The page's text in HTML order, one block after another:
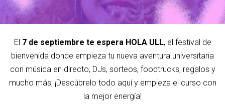
El 7 de septiembre te espera HOLA ULL, el festival de
bienvenida donde empieza tu nueva aventura universitaria
con música en directo, DJs, sorteos, foodtrucks, regalos y
mucho más, ¡Descúbrelo todo aquí y empieza el curso con
la mejor energía!